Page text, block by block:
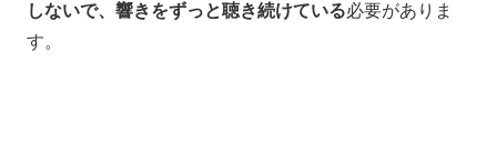
しないで、響きをずっと聴き続けている必要がありま
す。